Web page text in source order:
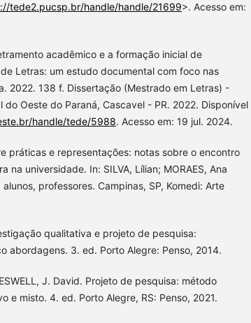
tede2.pucsp.br/handle/handle/21699>. Acesso em:
acadêmico e a formação inicial de
Letras: um estudo documental com foco nas
2022. 138 f. Dissertação (Mestrado em Letras) -
do Oeste do Paraná, Cascavel - PR. 2022. Disponível
handle/tede/5988. Acesso em: 19 jul. 2024.
práticas e representações: notas sobre o encontro
na universidade. In: SILVA, Lílian; MORAES, Ana
professores. Campinas, SP, Komedi: Arte
qualitativa e projeto de pesquisa:
abordagens. 3. ed. Porto Alegre: Penso, 2014.
J. David. Projeto de pesquisa: método
e misto. 4. ed. Porto Alegre, RS: Penso, 2021.